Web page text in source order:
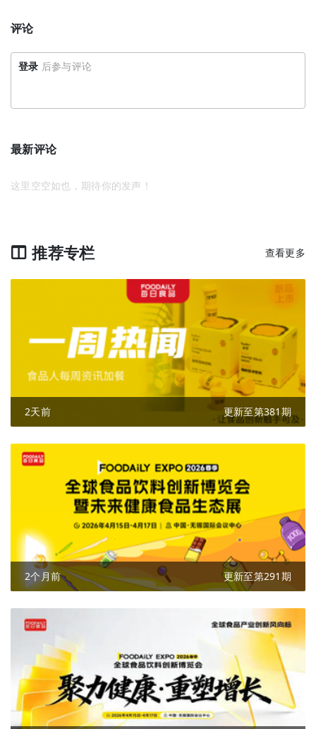
评论
登录 后参与评论
最新评论
这里空空如也，期待你的发声！
推荐专栏 查看更多
2天前 更新至第381期
2个月前 更新至第291期